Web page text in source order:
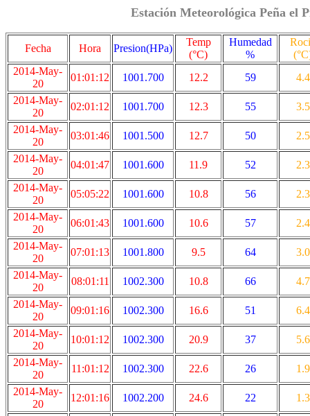
Estación Meteorológica Peña el
Fecha Hora Presion(HPa)
Temp
(°C)
Humedad
%
2014-May-
20
01:01:12 1001.700 12.2 59
4.4
2014-May-
20
02:01:12 1001.700 12.3 55
3.5
2014-May-
20
03:01:46 1001.500 12.7 50
2.5
2014-May-
20
04:01:47 1001.600 11.9 52
2.3
2014-May-
20
05:05:22 1001.600 10.8 56
2.3
2014-May-
20
06:01:43 1001.600 10.6 57
2.4
2014-May-
20
07:01:13 1001.800 9.5 64
3.0
2014-May-
20
08:01:11 1002.300 10.8 66
4.7
2014-May-
20
09:01:16 1002.300 16.6 51
6.4
2014-May-
20
10:01:12 1002.300 20.9 37
5.6
2014-May-
20
11:01:12 1002.300 22.6 26
1.9
2014-May-
20
12:01:16 1002.200 24.6 22
1.3